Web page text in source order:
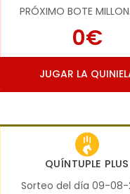
PRÓXIMO BOTE
0€
JUGAR LA
QUÍNTUPLE PLUS
Sorteo del día 09-08-